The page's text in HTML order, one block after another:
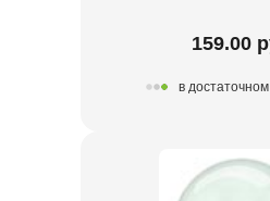
159.00
в